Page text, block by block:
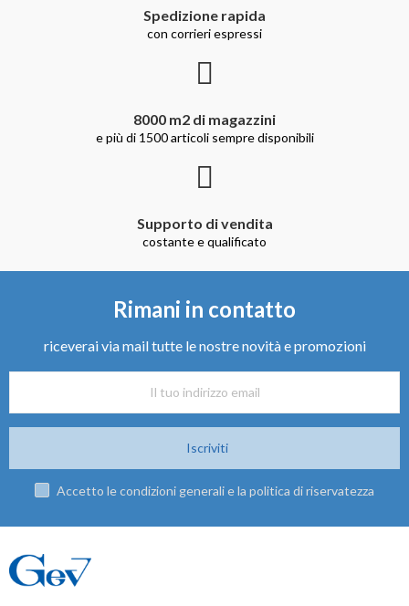
Spedizione rapida
con corrieri espressi
8000 m2 di magazzini
e più di 1500 articoli sempre disponibili
Supporto di vendita
costante e qualificato
Rimani in contatto
riceverai via mail tutte le nostre novità e promozioni
Iscriviti
Accetto le condizioni generali e la politica di riservatezza